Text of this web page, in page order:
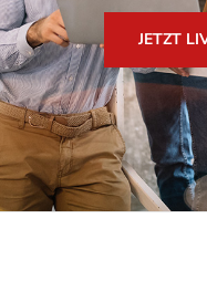
JETZT